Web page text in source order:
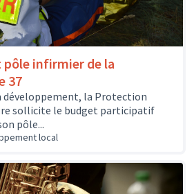
infirmier de la
37
développement, la Protection
sollicite le budget participatif
pôle...
local